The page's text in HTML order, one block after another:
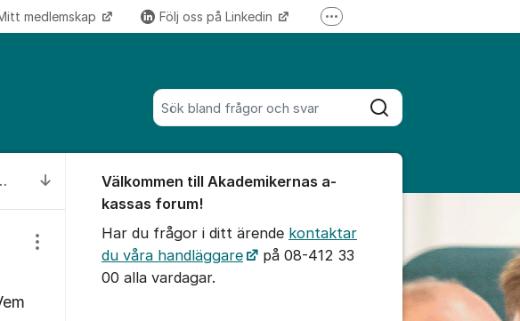
Sök bland alla inlägg
Sök
medlemskap Följ oss på Linkedin Fler supportlänkar
Till senaste kommentaren
Visa/dölj inställningar för inlägg/kommentar
Välkommen till Akademikernas a-
kassas forum!
Har du frågor i ditt ärende kontaktar
du våra handläggare
på 08-412 33
00 alla vardagar.